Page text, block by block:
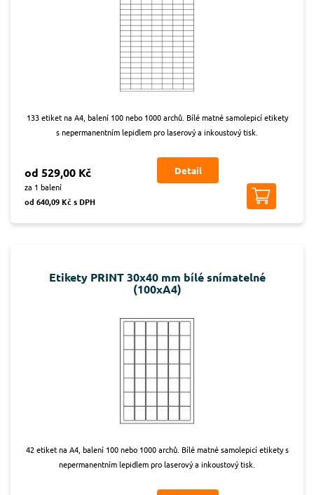
133 etiket na A4, balení 100 nebo 1000 archů. Bílé matné samolepicí etikety
s nepermanentním lepidlem pro laserový a inkoustový tisk.
od 529,00 Kč
za 1 balení
od 640,09 Kč s DPH
Detail
Etikety PRINT 30x40 mm bílé snímatelné
(100xA4)
42 etiket na A4, balení 100 nebo 1000 archů. Bílé matné samolepicí etikety s
nepermanentním lepidlem pro laserový a inkoustový tisk.